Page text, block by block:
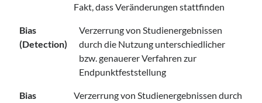
Fakt, dass Veränderungen stattfinden
Bias
(Detection)
Verzerrung von Studienergebnissen
durch die Nutzung unterschiedlicher
bzw. genauerer Verfahren zur
Endpunktfeststellung
Bias
Verzerrung von Studienergebnissen durch